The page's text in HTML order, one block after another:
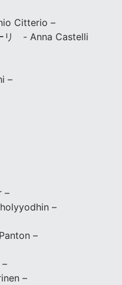
Citterio –
リ - Anna Castelli
–
–
–
–
–